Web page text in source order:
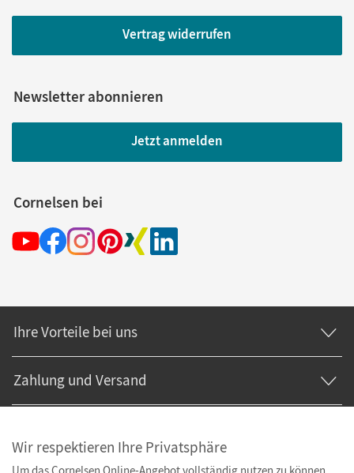
Vertrag widerrufen
Newsletter abonnieren
Jetzt anmelden
Cornelsen bei
Ihre Vorteile bei uns
Zahlung und Versand
Wir respektieren Ihre Privatsphäre